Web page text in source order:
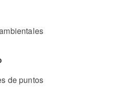
de puntos